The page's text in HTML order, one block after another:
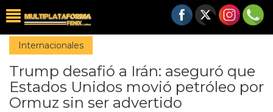
Internacionales
Trump desafió a Irán: aseguró que
Estados Unidos movió petróleo por
Ormuz sin ser advertido